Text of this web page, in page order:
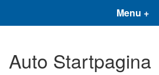
Menu +
Auto Startpagina